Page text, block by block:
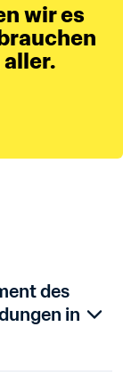
wir es
des
in